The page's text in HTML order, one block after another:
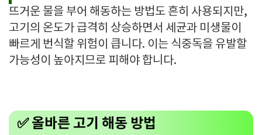
뜨거운 물을 부어 해동하는 방법도 흔히 사용되지만,
고기의 온도가 급격히 상승하면서 세균과 미생물이
빠르게 번식할 위험이 큽니다. 이는 식중독을 유발할
가능성이 높아지므로 피해야 합니다.
✅ 올바른 고기 해동 방법